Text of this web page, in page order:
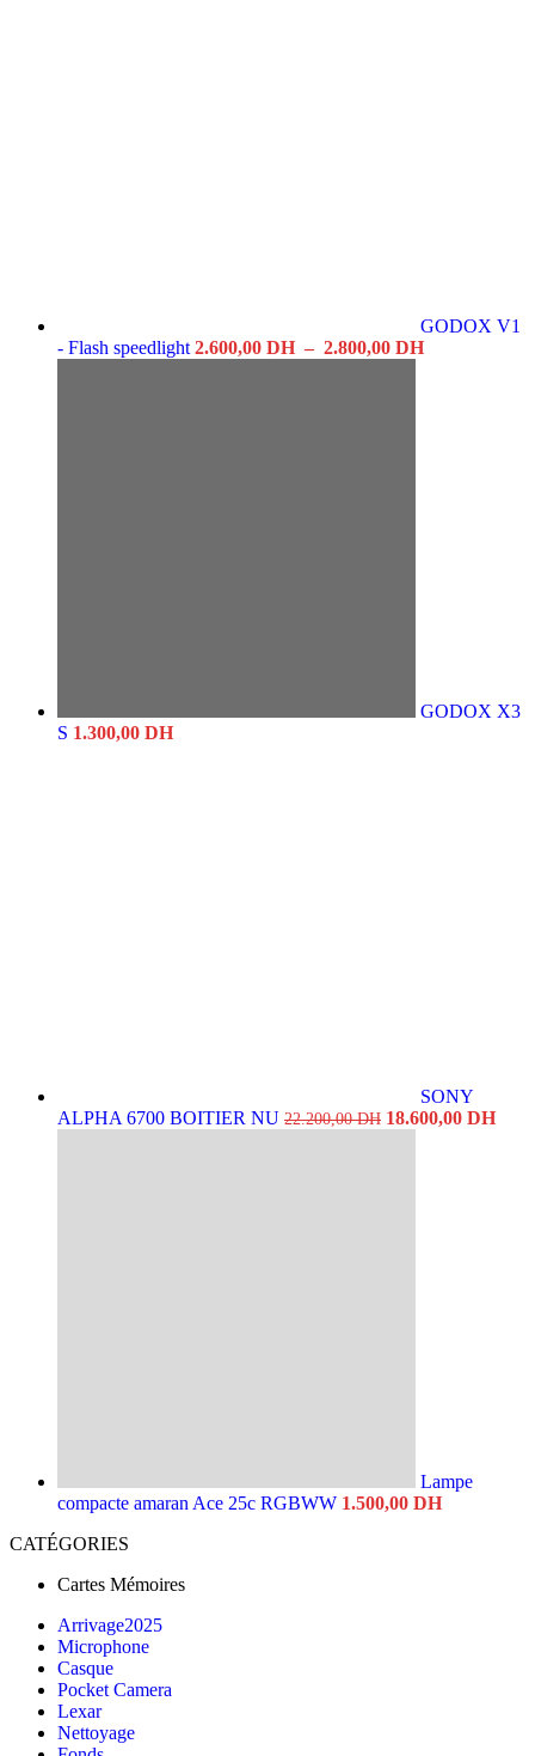
GODOX V1
- Flash speedlight 2.600,00 DH – 2.800,00 DHPlage
GODOX X3
S 1.300,00 DH
SONY
ALPHA 6700 BOITIER NU 22.200,00DH Le
18.600,00 DHLe
Lampe
compacte amaran Ace 25c RGBWW 1.500,00 DH
CATÉGORIES
Cartes Mémoires
Arrivage2025
Microphone
Casque
Pocket Camera
Lexar
Nettoyage